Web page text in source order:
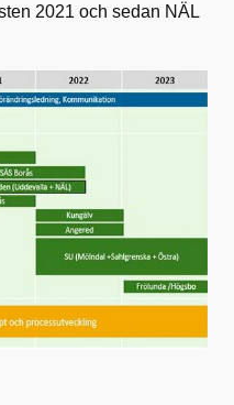
2021 och sedan NÄL